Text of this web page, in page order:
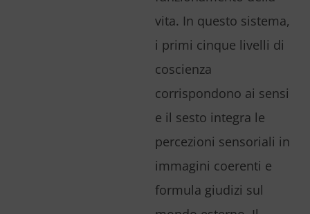
vita. In questo sistema,
i primi cinque livelli di
coscienza
corrispondono ai sensi
e il sesto integra le
percezioni sensoriali in
immagini coerenti e
formula giudizi sul